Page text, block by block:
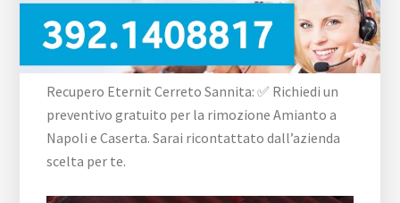
Recupero Eternit Cerreto Sannita: ✅ Richiedi un
preventivo gratuito per la rimozione Amianto a
Napoli e Caserta. Sarai ricontattato dall’azienda
scelta per te.